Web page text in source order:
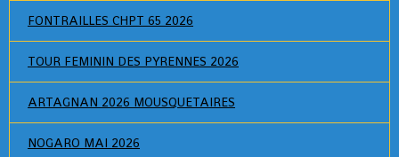
FONTRAILLES CHPT 65 2026
TOUR FEMININ DES PYRENNES 2026
ARTAGNAN 2026 MOUSQUETAIRES
NOGARO MAI 2026